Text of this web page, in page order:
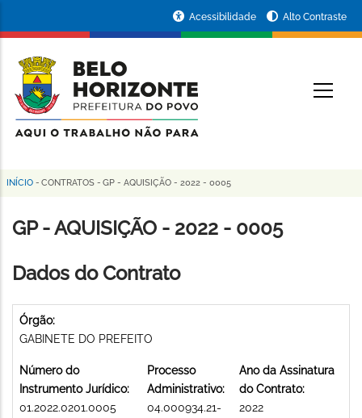
conteúdo
principal
da
Prefeitura
de
Horizonte
Acessibilidade Alto Contraste
Trilha
de
INÍCIO - CONTRATOS - GP - AQUISIÇÃO - 2022 - 0005
GP - AQUISIÇÃO - 2022 - 0005
Dados do Contrato
Órgão:
GABINETE DO PREFEITO
Número do
Instrumento Jurídico:
01.2022.0201.0005
Processo
Administrativo:
04.000934.21-
Ano da Assinatura
do Contrato:
2022